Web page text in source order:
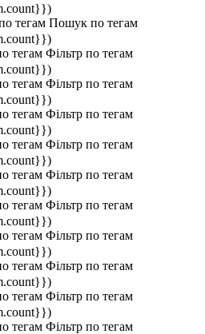
тегам Пошук по тегам
тегам Фільтр по тегам
тегам Фільтр по тегам
тегам Фільтр по тегам
тегам Фільтр по тегам
тегам Фільтр по тегам
тегам Фільтр по тегам
тегам Фільтр по тегам
тегам Фільтр по тегам
тегам Фільтр по тегам
тегам Фільтр по тегам